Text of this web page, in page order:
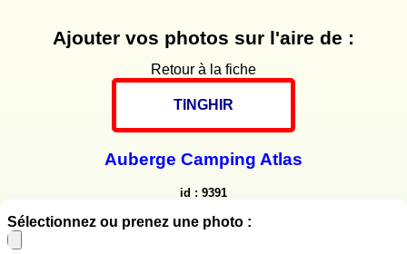
Ajouter vos photos sur l'aire de :
Retour à la fiche
TINGHIR
Auberge Camping Atlas
id : 9391
Sélectionnez ou prenez une photo :